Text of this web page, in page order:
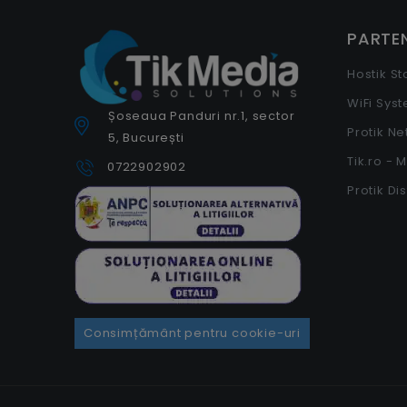
Șoseaua Panduri nr.1, sector
5, București
0722902902
Consimțământ pentru cookie-uri
Hostik
WiFi
Protik
Tik.ro -
Protik